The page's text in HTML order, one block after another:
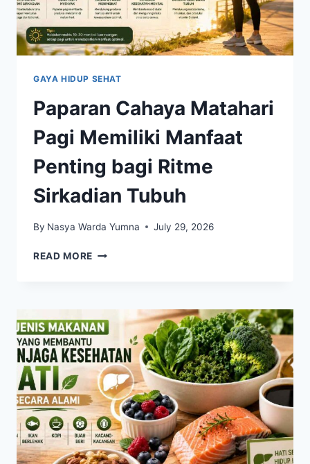
GAYA HIDUP SEHAT
Paparan Cahaya Matahari
Pagi Memiliki Manfaat
Penting bagi Ritme
Sirkadian Tubuh
By Nasya Warda Yumna July 29, 2026
READ MORE PAPARAN
MEMILIKI
MANFAAT
PENTING
BAGI
RITME
SIRKADIAN
TUBUH